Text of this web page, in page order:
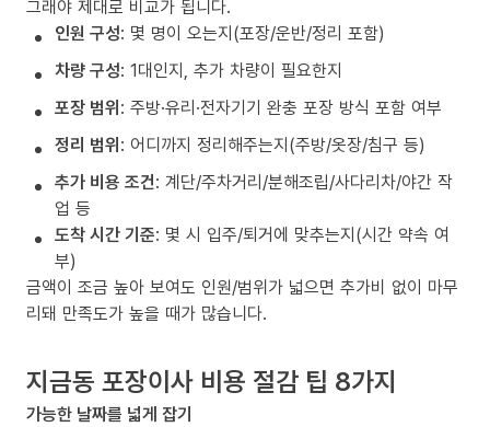
그래야 제대로 비교가 됩니다.
인원 구성: 몇 명이 오는지(포장/운반/정리 포함)
차량 구성: 1대인지, 추가 차량이 필요한지
포장 범위: 주방·유리·전자기기 완충 포장 방식 포함 여부
정리 범위: 어디까지 정리해주는지(주방/옷장/침구 등)
추가 비용 조건: 계단/주차거리/분해조립/사다리차/야간 작
업 등
도착 시간 기준: 몇 시 입주/퇴거에 맞추는지(시간 약속 여
부)
금액이 조금 높아 보여도 인원/범위가 넓으면 추가비 없이 마무
리돼 만족도가 높을 때가 많습니다.
지금동 포장이사 비용 절감 팁 8가지
가능한 날짜를 넓게 잡기